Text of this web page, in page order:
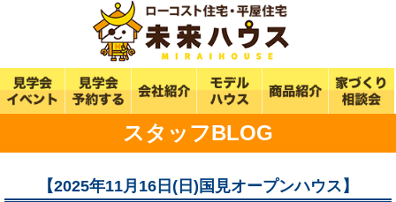
スタッフBLOG
【2025年11月16日(日)国見オープンハウス】